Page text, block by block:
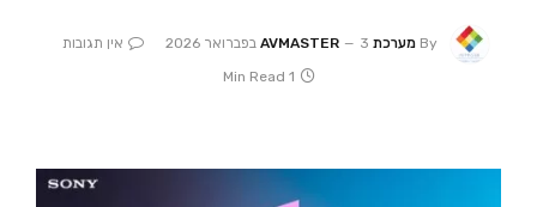
By מערכת AVMASTER 3 בפברואר 2026
אין תגובות
1 Min Read